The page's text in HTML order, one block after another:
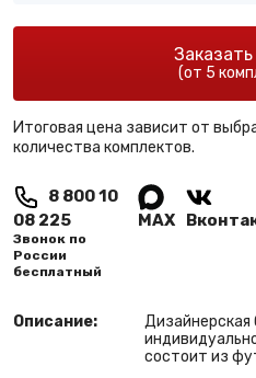
Описание:
Дизайнерская
состоит из
(от 5
Итоговая цена зависит от
количества комплектов.
8 800 10
08 225
Звонок по
России
бесплатный
MAX